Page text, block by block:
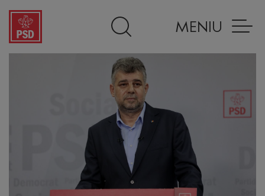
MENIU